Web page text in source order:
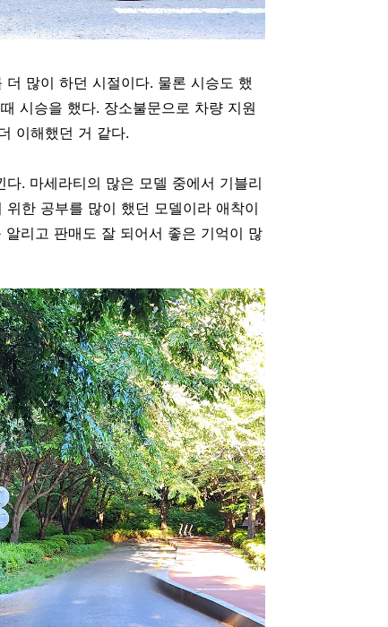
많이 하던 시절이다. 물론 시승도 했
시승을 했다. 장소불문으로 차량 지원
이해했던 거 같다.
. 마세라티의 많은 모델 중에서 기블리
한 공부를 많이 했던 모델이라 애착이
리고 판매도 잘 되어서 좋은 기억이 많